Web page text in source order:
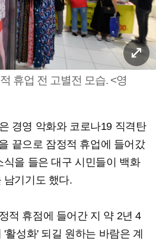
휴업 전 고별전 모습. <영
경영 악화와 코로나19 직격탄
끝으로 잠정적 휴업에 들어갔
식을 들은 대구 시민들이 백화
남기기도 했다.
적 휴점에 들어간 지 약 2년 4
성화' 되길 원하는 바람은 계